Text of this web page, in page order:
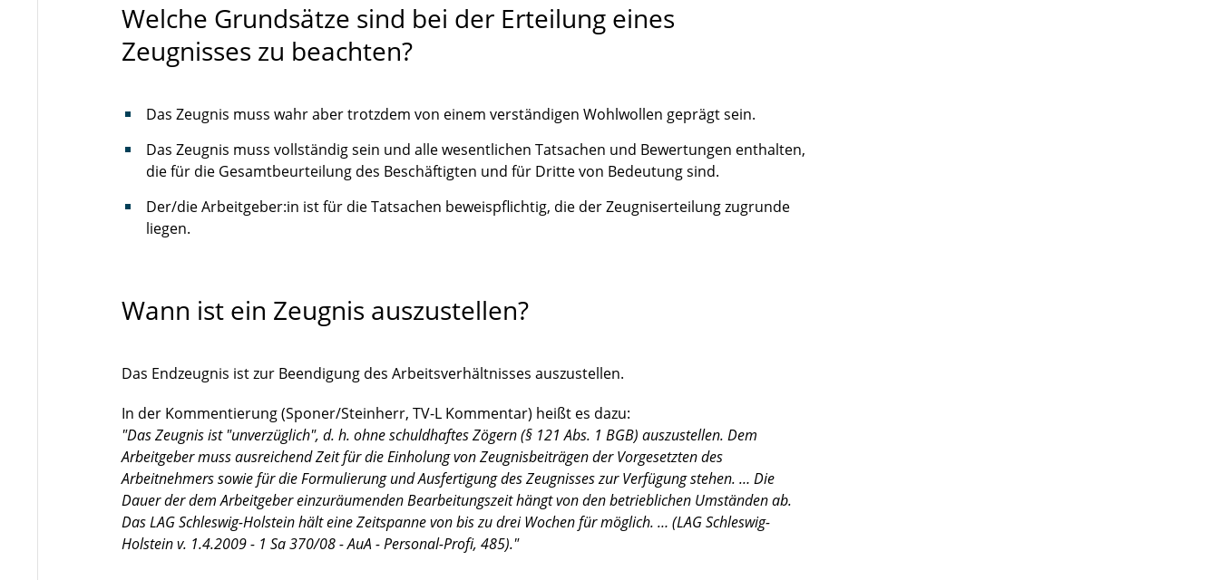
Welche Grundsätze sind bei der Erteilung eines
Zeugnisses zu beachten?
Das Zeugnis muss wahr aber trotzdem von einem verständigen Wohlwollen geprägt sein.
Das Zeugnis muss vollständig sein und alle wesentlichen Tatsachen und Bewertungen enthalten,
die für die Gesamtbeurteilung des Beschäftigten und für Dritte von Bedeutung sind.
Der/die Arbeitgeber:in ist für die Tatsachen beweispflichtig, die der Zeugniserteilung zugrunde
liegen.
Wann ist ein Zeugnis auszustellen?
Das Endzeugnis ist zur Beendigung des Arbeitsverhältnisses auszustellen.
In der Kommentierung (Sponer/Steinherr, TV-L Kommentar) heißt es dazu:
"Das Zeugnis ist "unverzüglich", d. h. ohne schuldhaftes Zögern (§ 121 Abs. 1 BGB) auszustellen. Dem
Arbeitgeber muss ausreichend Zeit für die Einholung von Zeugnisbeiträgen der Vorgesetzten des
Arbeitnehmers sowie für die Formulierung und Ausfertigung des Zeugnisses zur Verfügung stehen. … Die
Dauer der dem Arbeitgeber einzuräumenden Bearbeitungszeit hängt von den betrieblichen Umständen ab.
Das LAG Schleswig-Holstein hält eine Zeitspanne von bis zu drei Wochen für möglich. … (LAG Schleswig-
Holstein v. 1.4.2009 - 1 Sa 370/08 - AuA - Personal-Profi, 485)."